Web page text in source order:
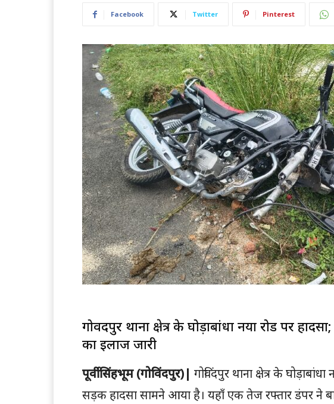
Facebook Twitter Pinterest
गोविंदपुर थाना क्षेत्र के घोड़ाबांधा नया रोड पर
का इलाज जारी
पूर्वी सिंहभूम (गोविंदपुर)| गोविंदपुर थाना क्षेत्र के
सड़क हादसा सामने आया है। यहाँ एक तेज रफ्तार डंपर ने